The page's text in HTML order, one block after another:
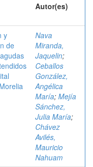
Autor(es)
y
de
Nava
Miranda,
Jaquelin;
Ceballos
González,
Angélica
María; Mejía
Sánchez,
Julia María;
Chávez
Avilés,
Mauricio
Nahuam